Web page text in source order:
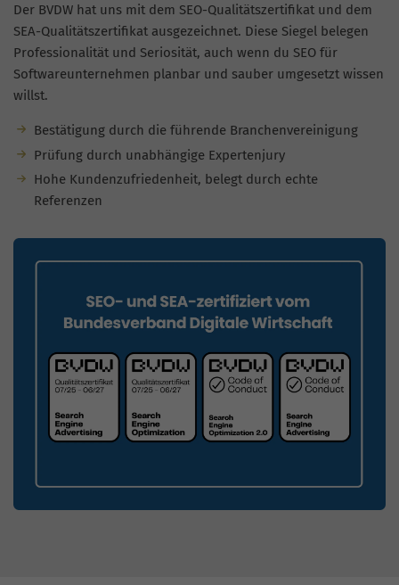
Der BVDW hat uns mit dem SEO-Qualitätszertifikat und dem
SEA-Qualitätszertifikat ausgezeichnet. Diese Siegel belegen
Professionalität und Seriosität, auch wenn du SEO für
Softwareunternehmen planbar und sauber umgesetzt wissen
willst.
Bestätigung durch die führende Branchenvereinigung
Prüfung durch unabhängige Expertenjury
Hohe Kundenzufriedenheit, belegt durch echte
Referenzen